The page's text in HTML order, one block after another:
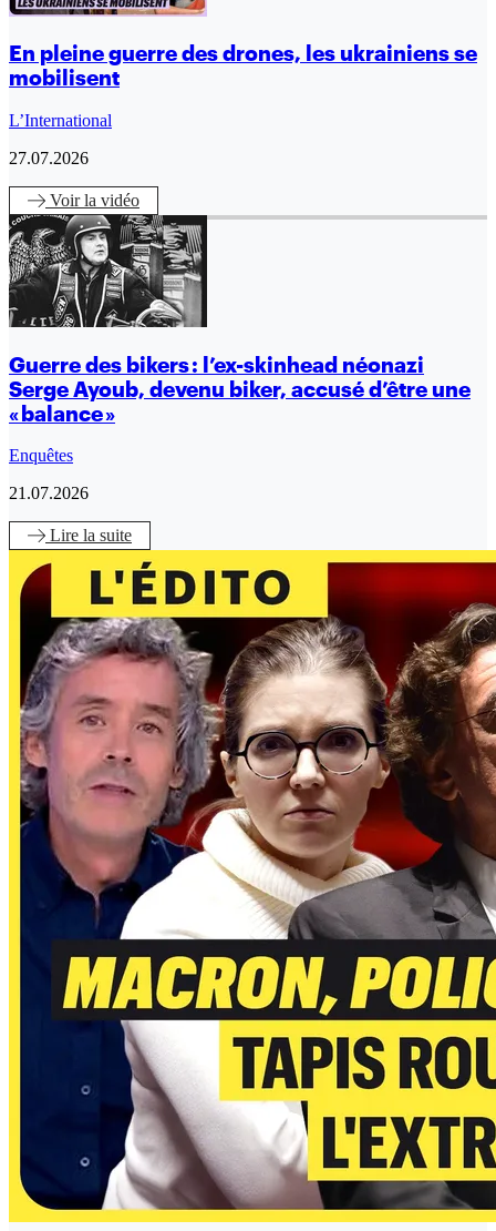
En pleine guerre des drones, les ukrainiens se
mobilisent
L’International
27.07.2026
Voirla vidéo
Guerre des bikers : l’ex-skinhead néonazi
Serge Ayoub, devenu biker, accusé d’être une
« balance »
Enquêtes
21.07.2026
Lire la suite